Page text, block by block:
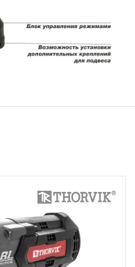
обязательств.
JONNESWAY® и
дальнейшее
в п. 3.4.
бесперебойное
эксплуатации всех
тех групп
в п. 3.4.